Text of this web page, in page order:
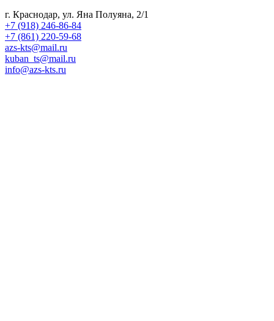
г. Краснодар, ул. Яна Полуяна, 2/1
+7 (918) 246-86-84
+7 (861) 220-59-68
azs-kts@mail.ru
kuban_ts@mail.ru
info@azs-kts.ru